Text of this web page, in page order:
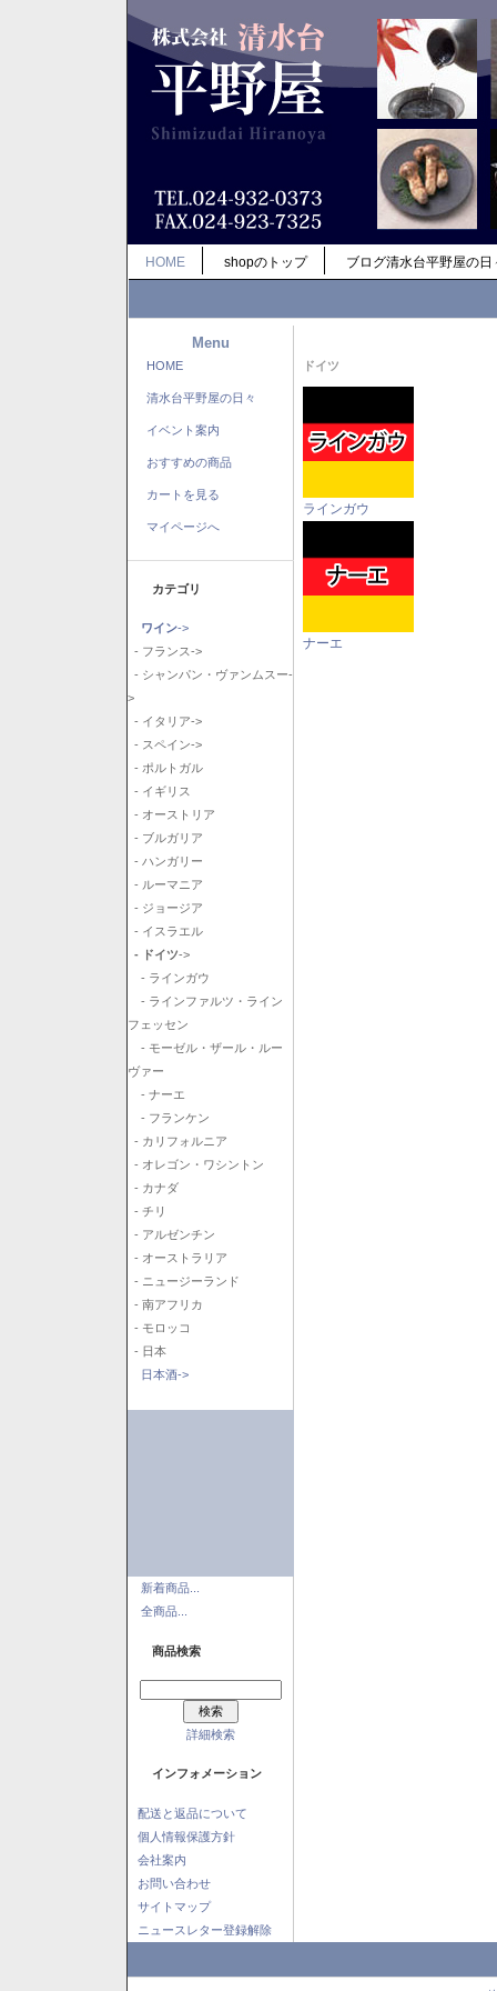
HOME shopのトップ ブログ清水台平野屋の日
Menu
HOME
清水台平野屋の日々
イベント案内
おすすめの商品
カートを見る
マイページへ
カテゴリ
ワイン->
- フランス->
- シャンパン・ヴァンムスー-
>
- イタリア->
- スペイン->
- ポルトガル
- イギリス
- オーストリア
- ブルガリア
- ハンガリー
- ルーマニア
- ジョージア
- イスラエル
- ドイツ->
- ラインガウ
- ラインファルツ・ライン
フェッセン
- モーゼル・ザール・ルー
ヴァー
- ナーエ
- フランケン
- カリフォルニア
- オレゴン・ワシントン
- カナダ
- チリ
- アルゼンチン
- オーストラリア
- ニュージーランド
- 南アフリカ
- モロッコ
- 日本
日本酒->
新着商品...
全商品...
商品検索
詳細検索
インフォメーション
配送と返品について
個人情報保護方針
会社案内
お問い合わせ
サイトマップ
ニュースレター登録解除
ドイツ
ラインガウ
ナーエ